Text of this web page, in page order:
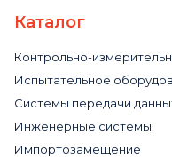
Каталог
Контрольно-
Испытательное
Системы передачи
Инженерные системы
Импортозамещение